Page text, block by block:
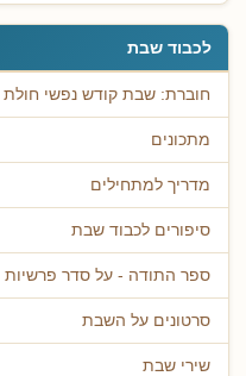
לכבוד שבת
חוברת: שבת קודש נפשי
מתכונים
מדריך למתחילים
סיפורים לכבוד שבת
ספר התודה - על סדר פרשיות
סרטונים על השבת
שירי שבת